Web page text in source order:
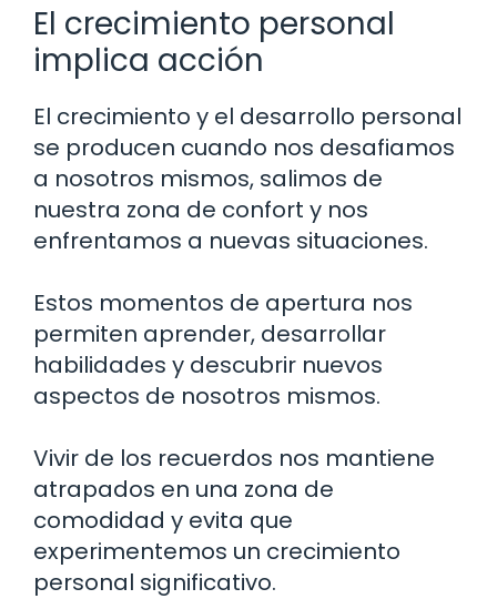
El crecimiento personal
implica acción
El crecimiento y el desarrollo personal
se producen cuando nos desafiamos
a nosotros mismos, salimos de
nuestra zona de confort y nos
enfrentamos a nuevas situaciones.
Estos momentos de apertura nos
permiten aprender, desarrollar
habilidades y descubrir nuevos
aspectos de nosotros mismos.
Vivir de los recuerdos nos mantiene
atrapados en una zona de
comodidad y evita que
experimentemos un crecimiento
personal significativo.